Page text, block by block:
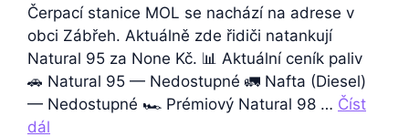
Čerpací stanice MOL se nachází na adrese v
obci Zábřeh. Aktuálně zde řidiči natankují
Natural 95 za None Kč. 📊 Aktuální ceník paliv
🚗 Natural 95 — Nedostupné 🚛 Nafta (Diesel)
— Nedostupné 🏎️ Prémiový Natural 98 … Číst
dál